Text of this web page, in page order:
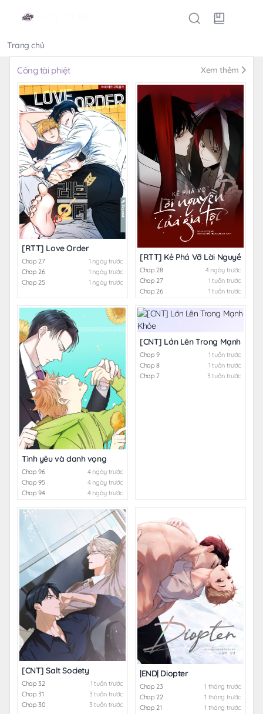
Trang chủ
Công tài phiệt Xem thêm
[RTT] Love Order
Chap 27
1 ngày trước
Chap 26
1 ngày trước
Chap 25
1 ngày trước
[RTT] Kẻ Phá Vỡ Lời Nguyền
Chap 28
4 ngày trước
Chap 27
1 tuần trước
Chap 26
1 tuần trước
Tình yêu và danh vọng
Chap 96
4 ngày trước
Chap 95
4 ngày trước
Chap 94
4 ngày trước
[CNT] Lớn Lên Trong Mạnh Khỏe
Chap 9
1 tuần trước
Chap 8
1 tuần trước
Chap 7
3 tuần trước
[CNT] Salt Society
Chap 32
1 tuần trước
Chap 31
3 tuần trước
Chap 30
3 tuần trước
|END| Diopter
Chap 23
1 tháng trước
Chap 22
1 tháng trước
Chap 21
1 tháng trước